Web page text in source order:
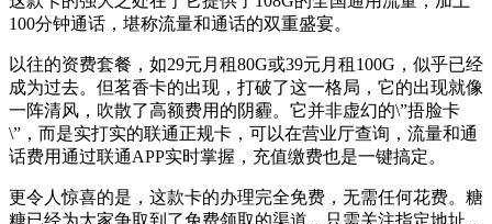
100分钟通话，堪称流量和通话的双重盛宴。
以往的资费套餐，如29元月租80G或39元月租100G，似乎已经
成为过去。但茗香卡的出现，打破了这一格局，它的出现就像
一阵清风，吹散了高额费用的阴霾。它并非虚幻的\”捂脸卡
\”，而是实打实的联通正规卡，可以在营业厅查询，流量和通
话费用通过联通APP实时掌握，充值缴费也是一键搞定。
更令人惊喜的是，这款卡的办理完全免费，无需任何花费。糖
糖已经为大家争取到了免费领取的渠道，只需关注指定地址，